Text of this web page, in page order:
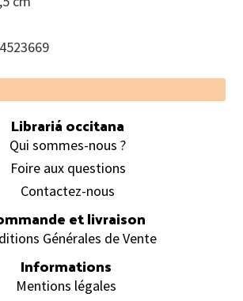
Librariá occitana
Qui sommes-nous ?
Foire aux questions
Contactez-nous
et livraison
Générales de Vente
Informations
Mentions légales